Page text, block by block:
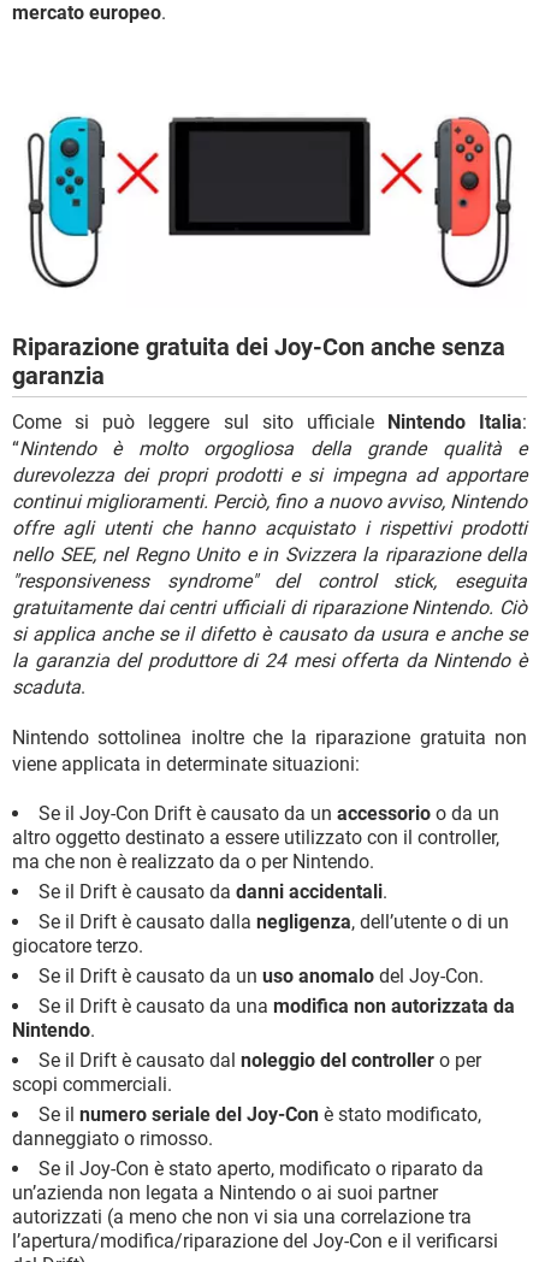
mercato europeo.
Riparazione gratuita dei Joy-Con anche senza
garanzia
Come si può leggere sul sito ufficiale Nintendo Italia:
“Nintendo è molto orgogliosa della grande qualità e
durevolezza dei propri prodotti e si impegna ad apportare
continui miglioramenti. Perciò, fino a nuovo avviso, Nintendo
offre agli utenti che hanno acquistato i rispettivi prodotti
nello SEE, nel Regno Unito e in Svizzera la riparazione della
"responsiveness syndrome" del control stick, eseguita
gratuitamente dai centri ufficiali di riparazione Nintendo. Ciò
si applica anche se il difetto è causato da usura e anche se
la garanzia del produttore di 24 mesi offerta da Nintendo è
scaduta.
Nintendo sottolinea inoltre che la riparazione gratuita non
viene applicata in determinate situazioni:
Se il Joy-Con Drift è causato da un accessorio o da un
altro oggetto destinato a essere utilizzato con il controller,
ma che non è realizzato da o per Nintendo.
Se il Drift è causato da danni accidentali.
Se il Drift è causato dalla negligenza, dell’utente o di un
giocatore terzo.
Se il Drift è causato da un uso anomalo del Joy-Con.
Se il Drift è causato da una modifica non autorizzata da
Nintendo.
Se il Drift è causato dal noleggio del controller o per
scopi commerciali.
Se il numero seriale del Joy-Con è stato modificato,
danneggiato o rimosso.
Se il Joy-Con è stato aperto, modificato o riparato da
un’azienda non legata a Nintendo o ai suoi partner
autorizzati (a meno che non vi sia una correlazione tra
l’apertura/modifica/riparazione del Joy-Con e il verificarsi